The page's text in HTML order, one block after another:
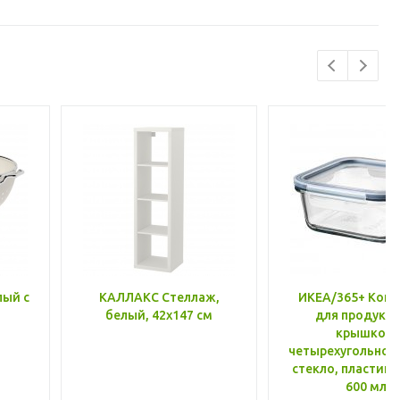
с
КАЛЛАКС Стеллаж,
белый, 42x147 см
ИКЕА/365+
для
крышкой,
стекло, пластик
600 мл